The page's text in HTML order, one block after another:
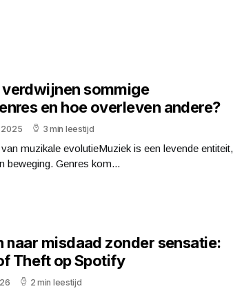
sommige
en hoe overleven andere?
2025 3 min leestijd
muzikale evolutieMuziek is een levende entiteit,
beweging. Genres kom...
naar misdaad zonder sensatie:
Theft op Spotify
2 min leestijd